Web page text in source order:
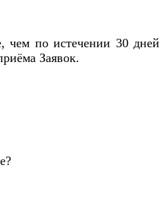
чем по истечении 30
Заявок.